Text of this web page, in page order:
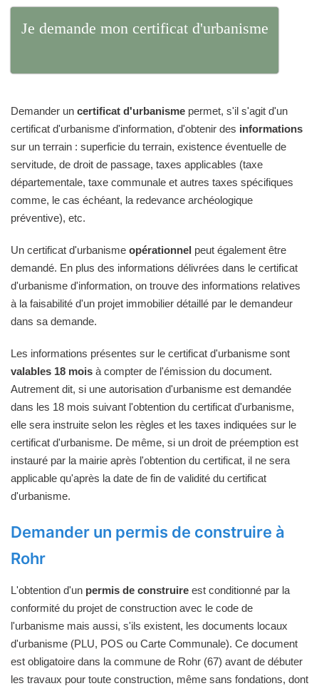
Je demande mon certificat d'urbanisme
Demander un certificat d'urbanisme permet, s'il s'agit d'un
certificat d'urbanisme d'information, d'obtenir des informations
sur un terrain : superficie du terrain, existence éventuelle de
servitude, de droit de passage, taxes applicables (taxe
départementale, taxe communale et autres taxes spécifiques
comme, le cas échéant, la redevance archéologique
préventive), etc.
Un certificat d'urbanisme opérationnel peut également être
demandé. En plus des informations délivrées dans le certificat
d'urbanisme d'information, on trouve des informations relatives
à la faisabilité d'un projet immobilier détaillé par le demandeur
dans sa demande.
Les informations présentes sur le certificat d'urbanisme sont
valables 18 mois à compter de l'émission du document.
Autrement dit, si une autorisation d'urbanisme est demandée
dans les 18 mois suivant l'obtention du certificat d'urbanisme,
elle sera instruite selon les règles et les taxes indiquées sur le
certificat d'urbanisme. De même, si un droit de préemption est
instauré par la mairie après l'obtention du certificat, il ne sera
applicable qu'après la date de fin de validité du certificat
d'urbanisme.
Demander un permis de construire à
Rohr
L'obtention d'un permis de construire est conditionné par la
conformité du projet de construction avec le code de
l'urbanisme mais aussi, s'ils existent, les documents locaux
d'urbanisme (PLU, POS ou Carte Communale). Ce document
est obligatoire dans la commune de Rohr (67) avant de débuter
les travaux pour toute construction, même sans fondations, dont